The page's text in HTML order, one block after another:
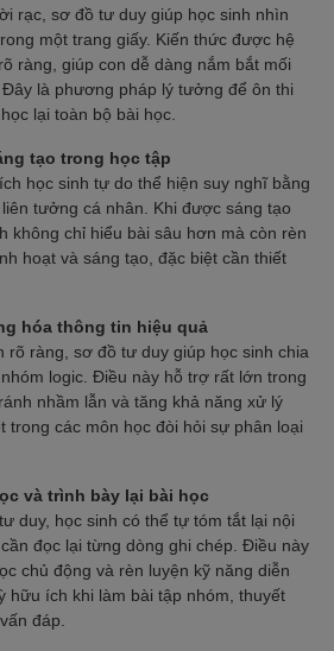
rạc, sơ đồ tư duy giúp học sinh nhìn
một trang giấy. Kiến thức được hệ
ràng, giúp con dễ dàng nắm bắt mối
là phương pháp lý tưởng để ôn thi
lại toàn bộ bài học.
tạo trong học tập
học sinh tự do thể hiện suy nghĩ bằng
tưởng cá nhân. Khi được sáng tạo
không chỉ hiểu bài sâu hơn mà còn rèn
hoạt và sáng tạo, đặc biệt cần thiết
hóa thông tin hiệu quả
rõ ràng, sơ đồ tư duy giúp học sinh chia
logic. Điều này hỗ trợ rất lớn trong
nhầm lẫn và tăng khả năng xử lý
trong các môn học đòi hỏi sự phân loại
và trình bày lại bài học
duy, học sinh có thể tự tóm tắt lại nội
đọc lại từng dòng ghi chép. Điều này
chủ động và rèn luyện kỹ năng diễn
hữu ích khi làm bài tập nhóm, thuyết
đáp.